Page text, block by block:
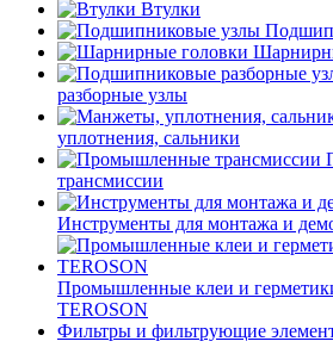
Втулки
разборные узлы
уплотнения, сальники
трансмиссии
Инструменты для монтажа и
Промышленные клеи и
TEROSON
Фильтры и фильтрующие